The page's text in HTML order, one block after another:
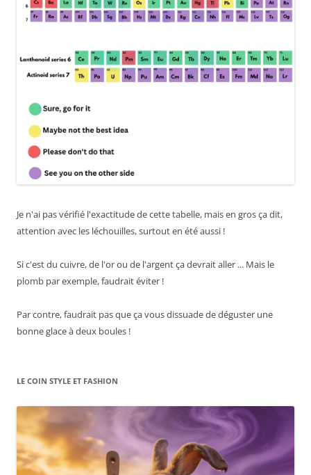
Je n'ai pas vérifié l'exactitude de cette tabelle, mais en gros ça dit,
attention avec les léchouilles, surtout en été aussi !
Si c'est du cuivre, de l'or ou de l'argent ça devrait aller ... Mais le
plomb par exemple, faudrait éviter !
Par contre, faudrait pas que ça vous dissuade de déguster une
bonne glace à deux boules !
LE COIN STYLE ET FASHION